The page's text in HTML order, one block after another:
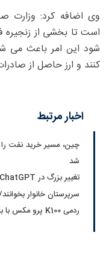
وی اضافه کرد: وزارت
است تا بخشی از زنجیره
شود این امر باعث می
کنند و ارز حاصل از
اخبار مرتبط
چین، مسیر خرید نفت
شد
تغییر بزرگ در ChatGPT / چت متنی نامحدود و رایگان
سرپرستان خانوار بخوانند/ حساب این
ردمی K100 پرو مکس با باتری غول‌پیکر و شارژ بی‌سیم روانه بازار می‌شود